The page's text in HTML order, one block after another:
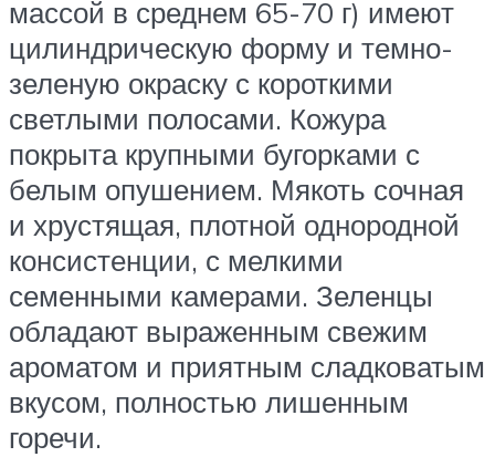
массой в среднем 65-70 г) имеют
цилиндрическую форму и темно-
зеленую окраску с короткими
светлыми полосами. Кожура
покрыта крупными бугорками с
белым опушением. Мякоть сочная
и хрустящая, плотной однородной
консистенции, с мелкими
семенными камерами. Зеленцы
обладают выраженным свежим
ароматом и приятным сладковатым
вкусом, полностью лишенным
горечи.